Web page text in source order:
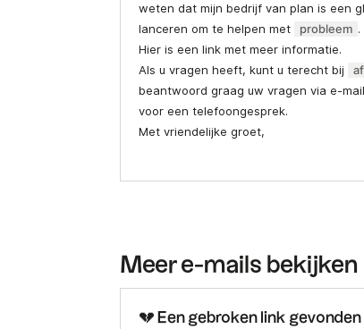
weten dat mijn bedrijf van plan is een
lanceren om te helpen met
probleem .
Hier is een link met meer informatie.
Als u vragen heeft, kunt u terecht bij
beantwoord graag uw vragen via e-
voor een telefoongesprek.
Met vriendelijke groet,
Meer e-mails bekijken
💔 Een gebroken link gevonden